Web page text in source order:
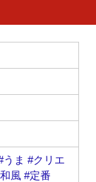
うま #クリエ
風 #定番